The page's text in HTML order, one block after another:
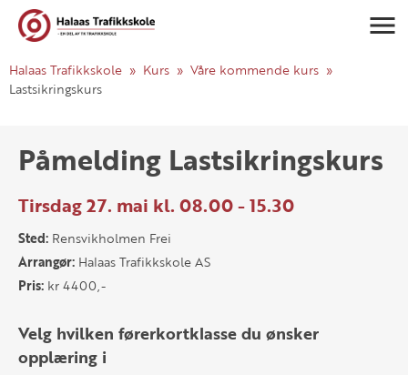
Halaas Trafikkskole Kurs
Våre kommende kurs
Lastsikringskurs
Påmelding Lastsikringskurs
Tirsdag 27. mai kl. 08.00 - 15.30
Sted: Rensvikholmen Frei
Arrangør: Halaas Trafikkskole AS
Pris: kr 4400,-
Velg hvilken førerkortklasse du ønsker
opplæring i